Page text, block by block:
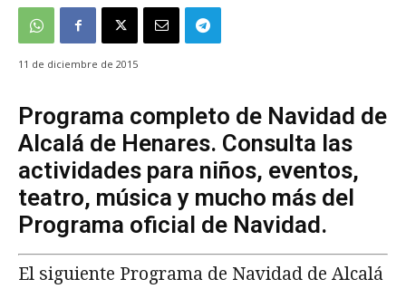
11 de diciembre de 2015
Programa completo de Navidad de
Alcalá de Henares. Consulta las
actividades para niños, eventos,
teatro, música y mucho más del
Programa oficial de Navidad.
El siguiente Programa de Navidad de Alcalá